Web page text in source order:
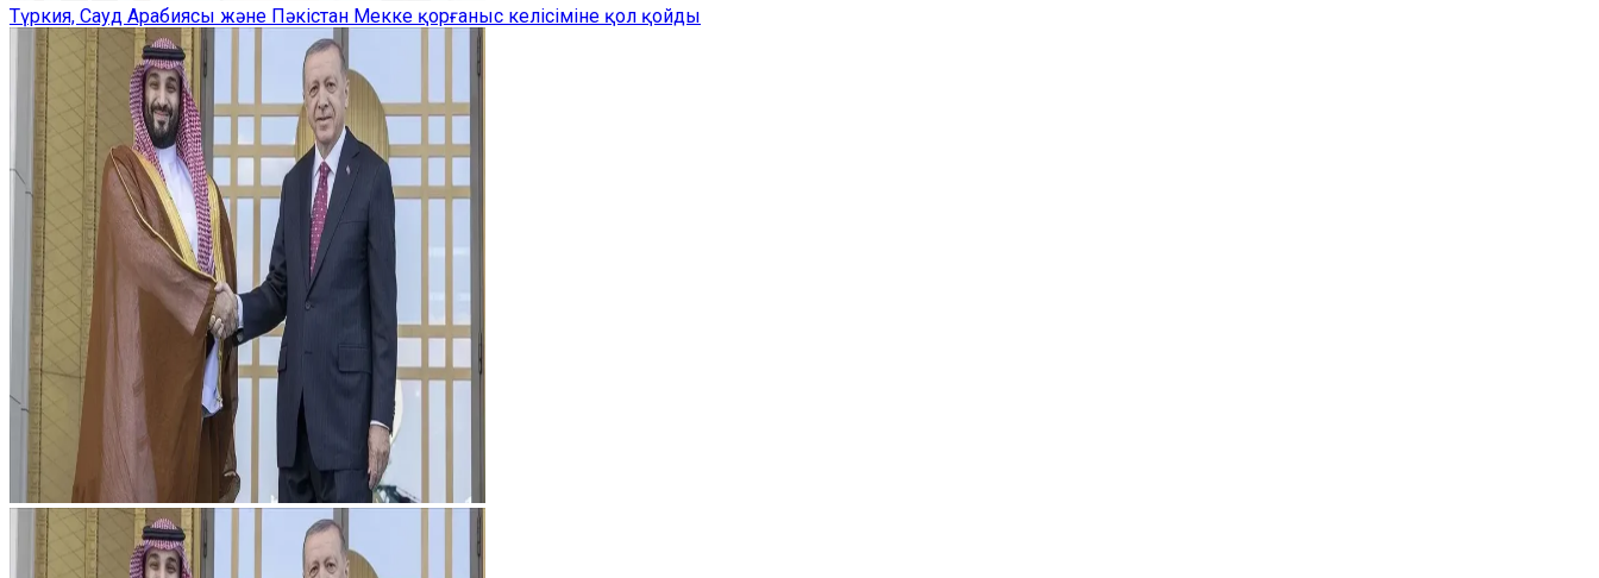
Түркия, Сауд Арабиясы және Пәкістан Мекке қорғаныс келісіміне қол қойды